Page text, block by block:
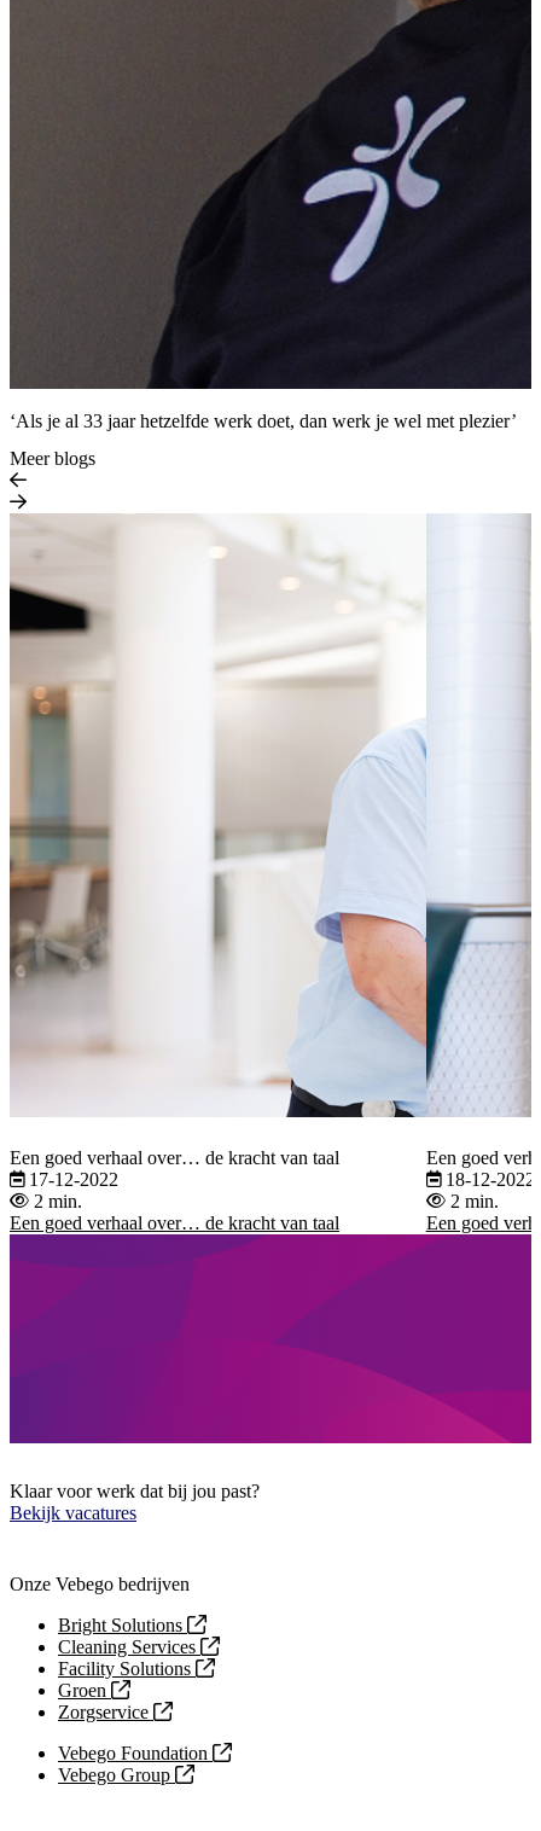
‘Als je al 33 jaar hetzelfde werk doet, dan werk je wel met plezier’
Meer blogs
Een goed verhaal over… de kracht van taal
17-12-2022
2 min.
Een goed verhaal over… de kracht van taal
Een goed
18-12-2022
2 min.
Een goed
Klaar voor werk dat bij jou past?
Bekijk vacatures
Onze Vebego bedrijven
Bright Solutions
Cleaning Services
Facility Solutions
Groen
Zorgservice
Vebego Foundation
Vebego Group